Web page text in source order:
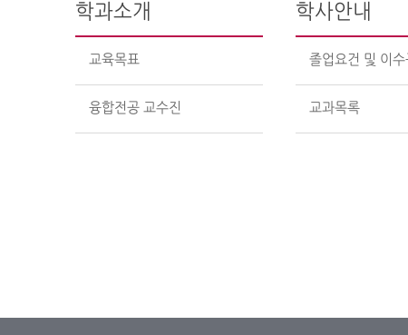
학과소개
교육목표
융합전공 교수진
학사안내
졸업요건 및 이수
교과목록